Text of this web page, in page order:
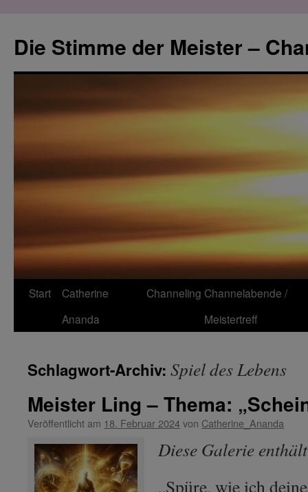
springen
Die Stimme der Meister –
Start
Catherine
Ananda
Channeling Channelabende /
Meistertreff
Schlagwort-Archiv: Spiel des Lebens
Meister Ling – Thema:
Veröffentlicht am 18. Februar 2024von Catherine_Ananda
Diese Galerie
„Spüre, wie ich